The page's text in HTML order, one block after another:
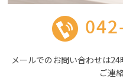
メールでのお問い合わせは
ご連